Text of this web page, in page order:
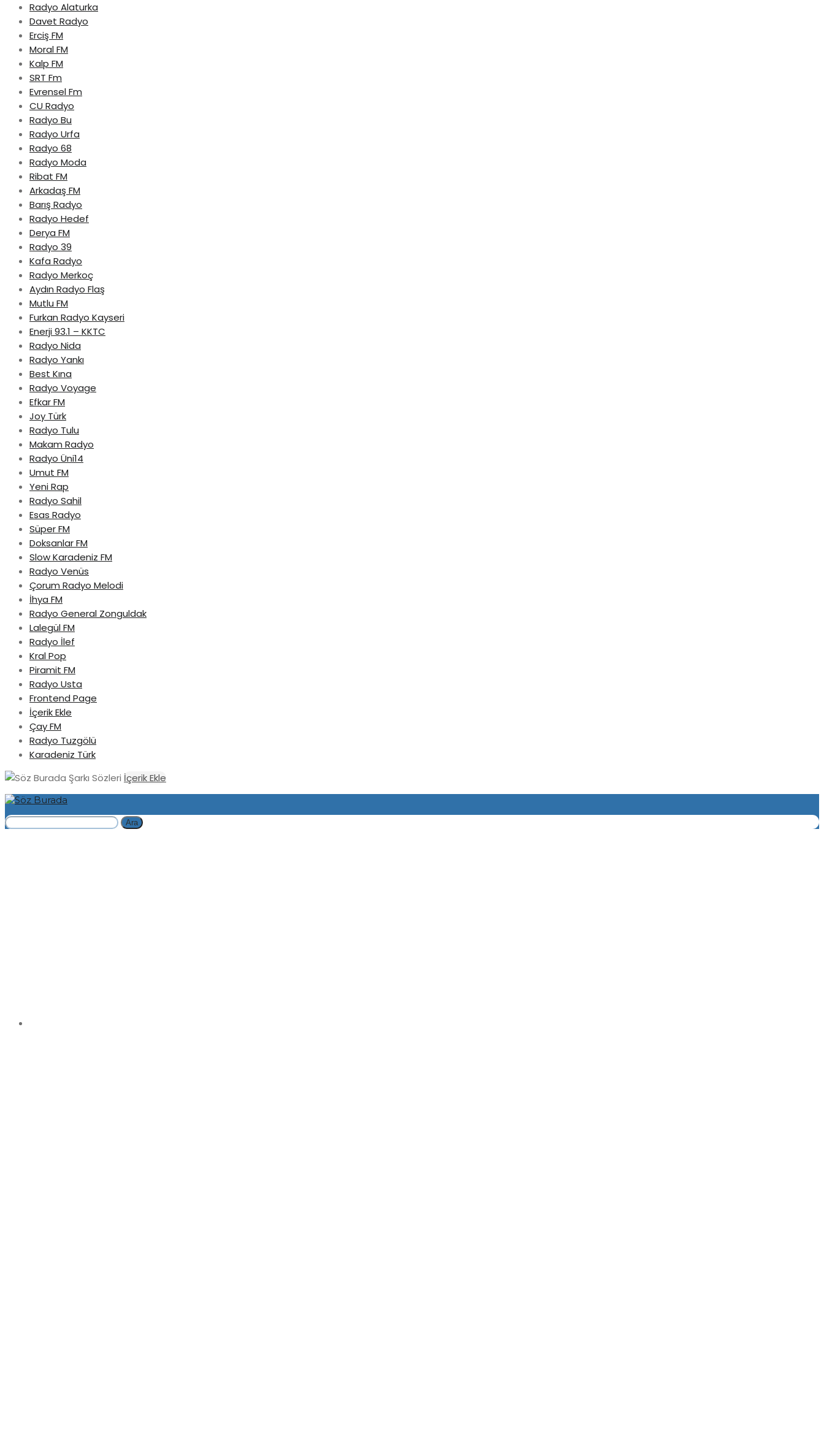
Radyo Alaturka
Davet Radyo
Erciş FM
Moral FM
Kalp FM
SRT Fm
Evrensel Fm
CU Radyo
Radyo Bu
Radyo Urfa
Radyo 68
Radyo Moda
Ribat FM
Arkadaş FM
Barış Radyo
Radyo Hedef
Derya FM
Radyo 39
Kafa Radyo
Radyo Merkoç
Aydın Radyo Flaş
Mutlu FM
Furkan Radyo Kayseri
Enerji 93.1 – KKTC
Radyo Nida
Radyo Yankı
Best Kına
Radyo Voyage
Efkar FM
Joy Türk
Radyo Tulu
Makam Radyo
Radyo Üni14
Umut FM
Yeni Rap
Radyo Sahil
Esas Radyo
Süper FM
Doksanlar FM
Slow Karadeniz FM
Radyo Venüs
Çorum Radyo Melodi
İhya FM
Radyo General Zonguldak
Lalegül FM
Radyo İlef
Kral Pop
Piramit FM
Radyo Usta
Frontend Page
İçerik Ekle
Çay FM
Radyo Tuzgölü
Karadeniz Türk
Şarkı Sözleri İçerik Ekle
Ara